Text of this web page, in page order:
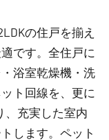
の住戸を揃え
です。全住戸に
浴室乾燥機・洗
ト回線を、更に
、充実した室内
します。ペット